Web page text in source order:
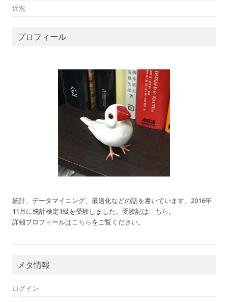
近況
プロフィール
統計、データマイニング、最適化などの話を書いています。2016年
11月に統計検定1級を受験しました。受験記は こちら 。
詳細プロフィールは こちら をご覧ください。
メタ情報
ログイン